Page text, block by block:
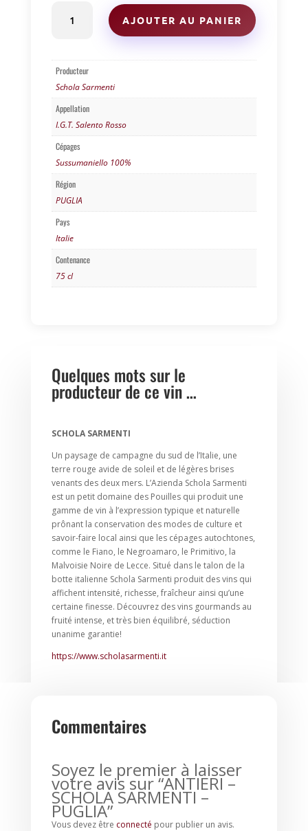
SCHOLA
SARMENTI
PUGLIA
AJOUTER AU PANIER
Producteur
Schola Sarmenti
Appellation
I.G.T. Salento Rosso
Cépages
Sussumaniello 100%
Région
PUGLIA
Pays
Italie
Contenance
75 cl
Quelques mots sur le
producteur de ce vin …
SCHOLA SARMENTI
Un paysage de campagne du sud de l’Italie, une
terre rouge avide de soleil et de légères brises
venants des deux mers. L’Azienda Schola Sarmenti
est un petit domaine des Pouilles qui produit une
gamme de vin à l’expression typique et naturelle
prônant la conservation des modes de culture et
savoir-faire local ainsi que les cépages autochtones,
comme le Fiano, le Negroamaro, le Primitivo, la
Malvoisie Noire de Lecce. Situé dans le talon de la
botte italienne Schola Sarmenti produit des vins qui
affichent intensité, richesse, fraîcheur ainsi qu’une
certaine finesse. Découvrez des vins gourmands au
fruité intense, et très bien équilibré, séduction
unanime garantie!
https://www.scholasarmenti.it
Commentaires
Soyez le premier à laisser
votre avis sur “ANTIERI –
SCHOLA SARMENTI –
PUGLIA”
Vous devez être connecté pour publier un avis.